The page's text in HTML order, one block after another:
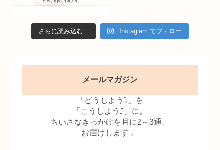
さらに読み込む... Instagram でフォロー
メールマガジン
「どうしよう⤵」を
「こうしよう⤴」に。
ちいさなきっかけを月に2～3通、
お届けします 。